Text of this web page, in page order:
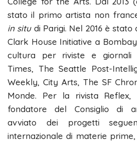
stato il primo artista non
in situdi Parigi. Nel 2016 è
Clark House Initiative a
cultura per riviste e giornali
Times, The Seattle Post-
Weekly, City Arts, The SF
Monde. Per la rivista
fondatore del Consiglio di
avviato dei progetti
internazionale di materie